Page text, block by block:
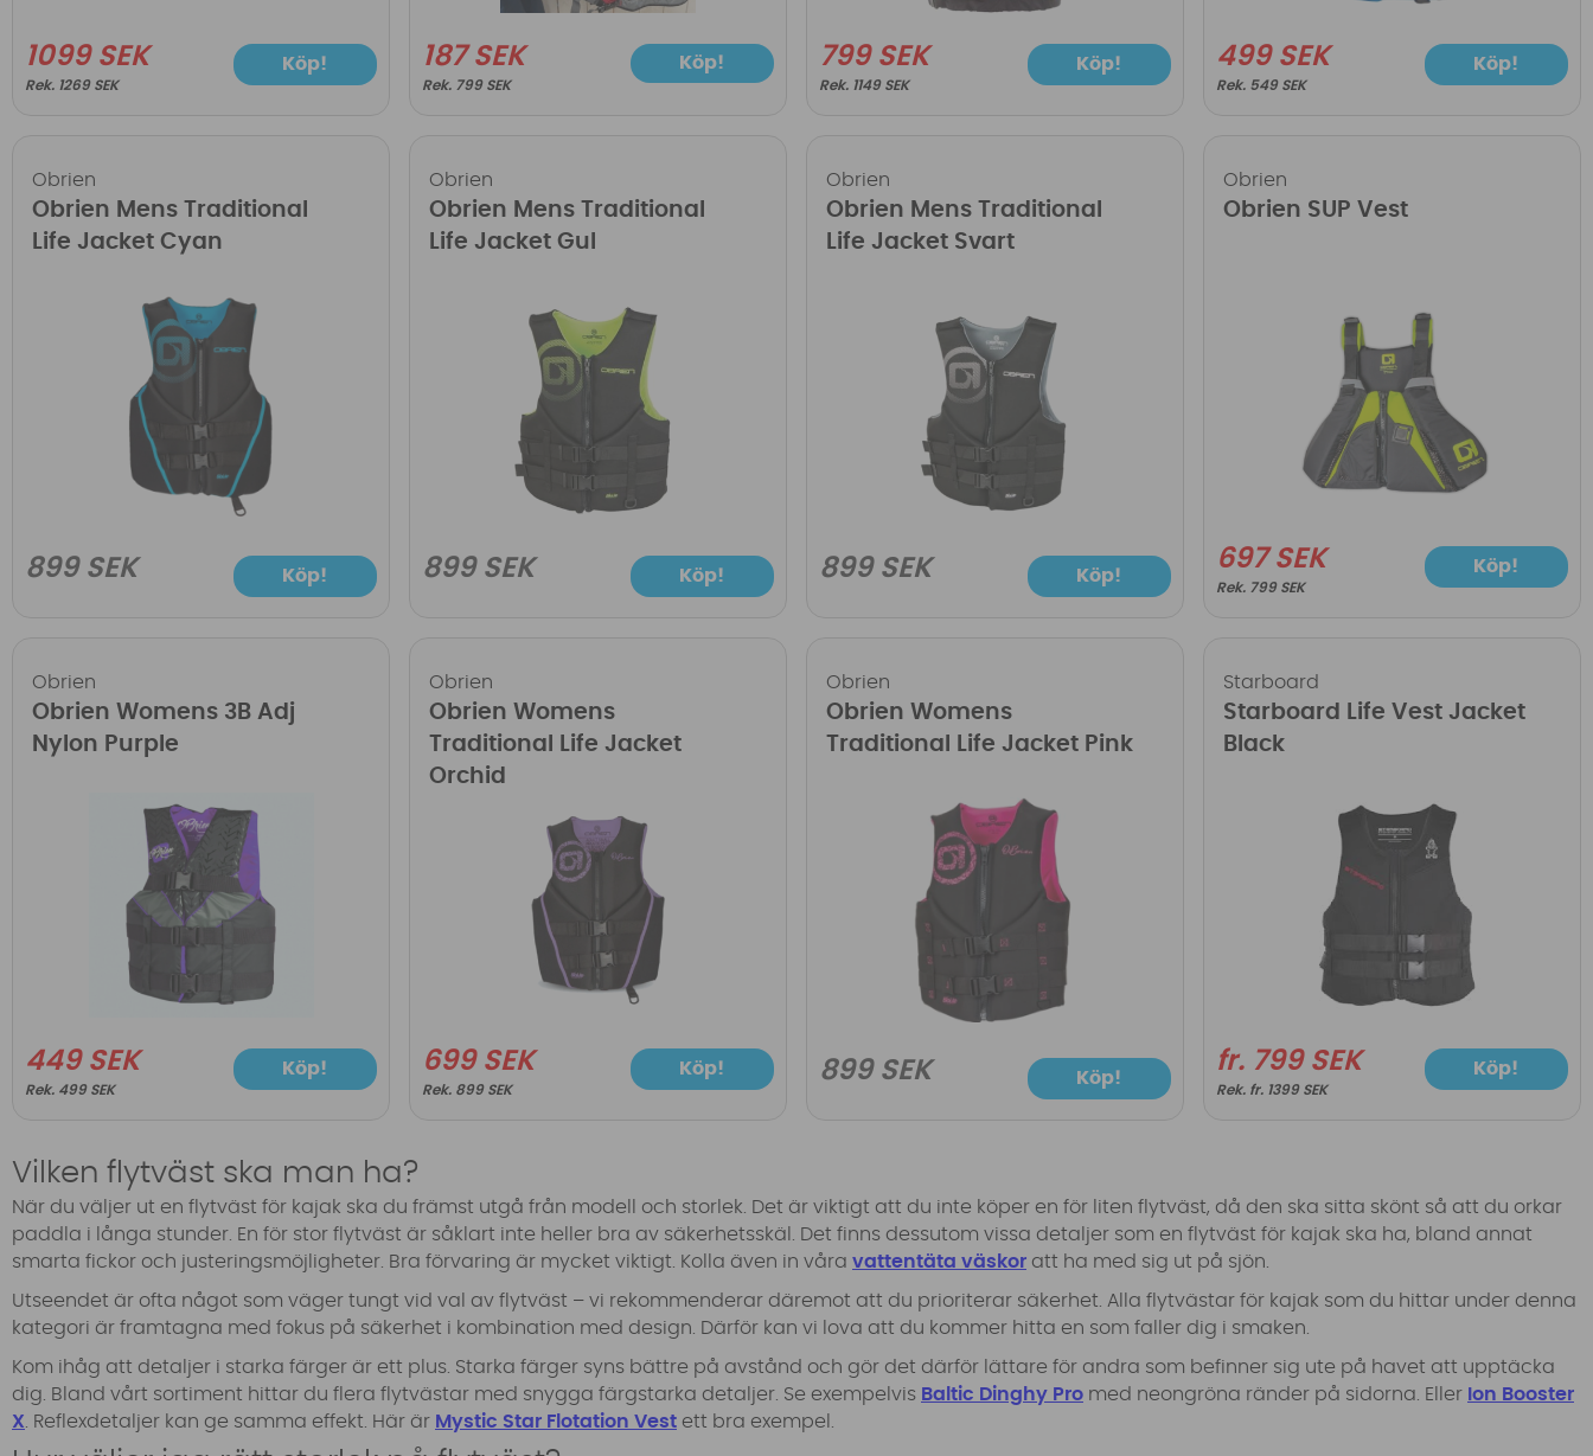
1099 SEK
1269 SEK
Köp! 187 SEK
799 SEK
Köp! 799 SEK
1149 SEK
Köp! 499 SEK
549 SEK
Köp!
Obrien
Obrien Mens Traditional
Life Jacket Cyan
899 SEK Köp!
Obrien
Obrien Mens Traditional
Life Jacket Gul
899 SEK Köp!
Obrien
Obrien Mens Traditional
Life Jacket Svart
899 SEK Köp!
Obrien
Obrien SUP Vest
697 SEK
799 SEK
Köp!
Obrien
Obrien Womens 3B Adj
Nylon Purple
449 SEK
499 SEK
Köp!
Obrien
Obrien Womens
Traditional Life Jacket
Orchid
699 SEK
899 SEK
Köp!
Obrien
Obrien Womens
Traditional Life Jacket Pink
899 SEK Köp!
Starboard
Starboard Life Vest Jacket
Black
fr. 799 SEK
fr. 1399 SEK
Köp!
Vilken flytväst ska man ha?
När du väljer ut en flytväst för kajak ska du främst utgå från modell och storlek. Det är viktigt att du inte köper en för liten flytväst, då den ska sitta skönt så att du orkar
paddla i långa stunder. En för stor flytväst är såklart inte heller bra av säkerhetsskäl. Det finns dessutom vissa detaljer som en flytväst för kajak ska ha, bland annat
smarta fickor och justeringsmöjligheter. Bra förvaring är mycket viktigt. Kolla även in våra vattentäta väskor att ha med sig ut på sjön.
Utseendet är ofta något som väger tungt vid val av flytväst – vi rekommenderar däremot att du prioriterar säkerhet. Alla flytvästar för kajak som du hittar under denna
kategori är framtagna med fokus på säkerhet i kombination med design. Därför kan vi lova att du kommer hitta en som faller dig i smaken.
Kom ihåg att detaljer i starka färger är ett plus. Starka färger syns bättre på avstånd och gör det därför lättare för andra som befinner sig ute på havet att upptäcka
dig. Bland vårt sortiment hittar du flera flytvästar med snygga färgstarka detaljer. Se exempelvis Baltic Dinghy Pro med neongröna ränder på sidorna. Eller Ion Booster
X . Reflexdetaljer kan ge samma effekt. Här är Mystic Star Flotation Vest ett bra exempel.